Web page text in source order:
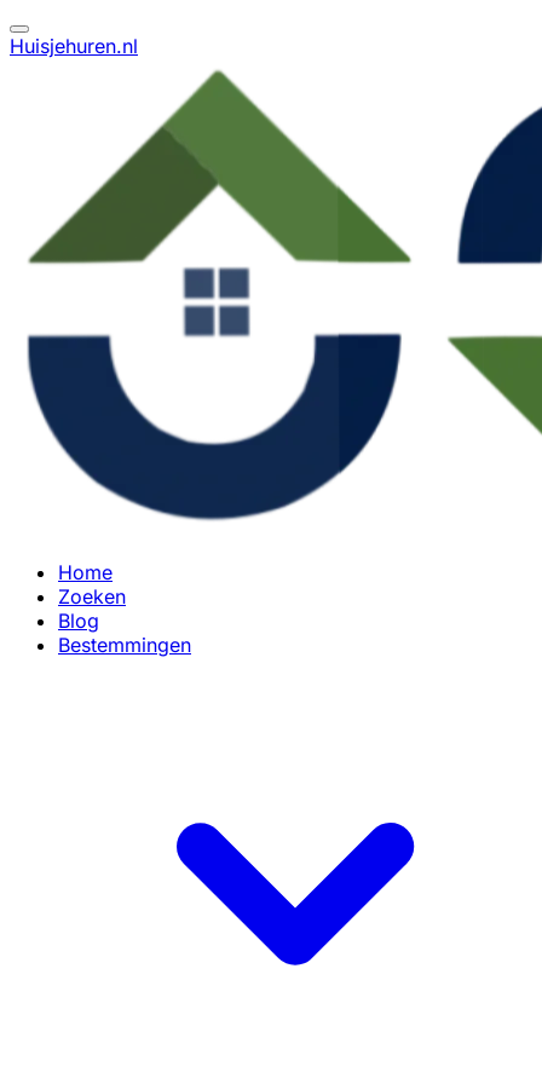
Huisjehuren.nl
Home
Zoeken
Blog
Bestemmingen